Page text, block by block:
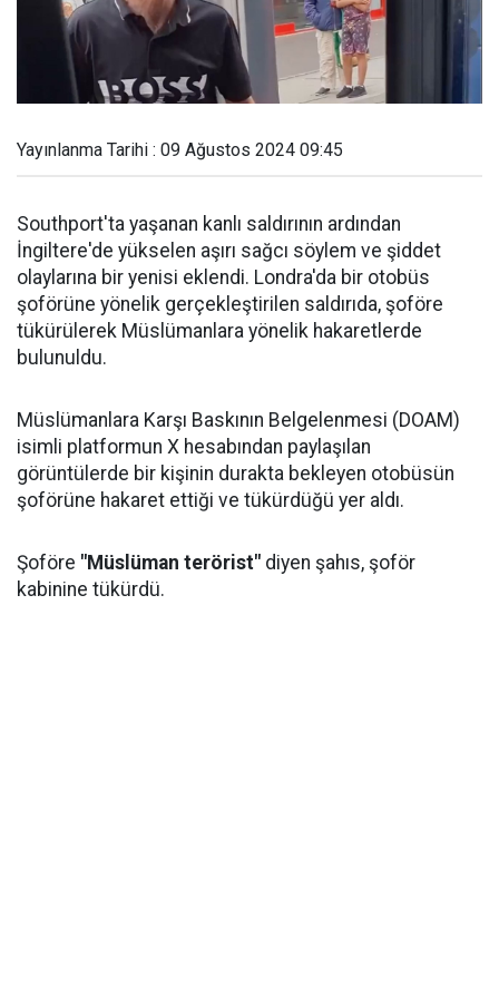
Yayınlanma Tarihi : 09 Ağustos 2024 09:45
Southport'ta yaşanan kanlı saldırının ardından
İngiltere'de yükselen aşırı sağcı söylem ve şiddet
olaylarına bir yenisi eklendi. Londra'da bir otobüs
şoförüne yönelik gerçekleştirilen saldırıda, şoföre
tükürülerek Müslümanlara yönelik hakaretlerde
bulunuldu.
Müslümanlara Karşı Baskının Belgelenmesi (DOAM)
isimli platformun X hesabından paylaşılan
görüntülerde bir kişinin durakta bekleyen otobüsün
şoförüne hakaret ettiği ve tükürdüğü yer aldı.
Şoföre "Müslüman terörist" diyen şahıs, şoför
kabinine tükürdü.